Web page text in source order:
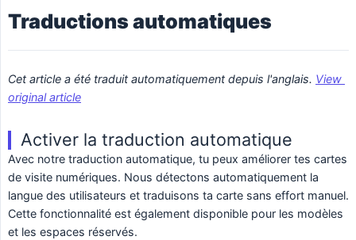
Traductions automatiques
Cet article a été traduit automatiquement depuis l'anglais. View
original article
Activer la traduction automatique
Avec notre traduction automatique, tu peux améliorer tes cartes
de visite numériques. Nous détectons automatiquement la
langue des utilisateurs et traduisons ta carte sans effort manuel.
Cette fonctionnalité est également disponible pour les modèles
et les espaces réservés.